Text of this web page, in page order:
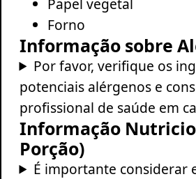
Forno
Informação sobre
Por favor, verifique os
potenciais alérgenos e
profissional de saúde em
Informação
Porção)
É importante considerar